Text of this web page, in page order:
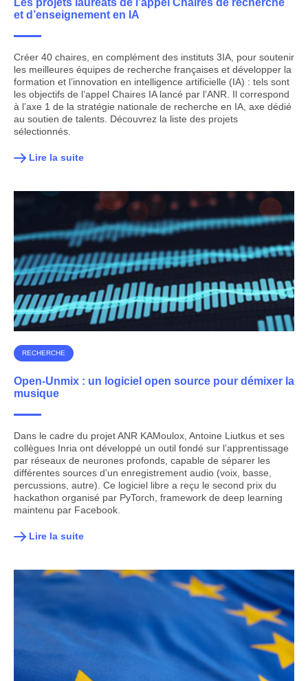
Les projets lauréats de l’appel Chaires de recherche
et d’enseignement en IA
Créer 40 chaires, en complément des instituts 3IA, pour soutenir
les meilleures équipes de recherche françaises et développer la
formation et l’innovation en intelligence artificielle (IA) : tels sont
les objectifs de l’appel Chaires IA lancé par l’ANR. Il correspond
à l’axe 1 de la stratégie nationale de recherche en IA, axe dédié
au soutien de talents. Découvrez la liste des projets
sélectionnés.
Lire la suite
RECHERCHE
Open-Unmix : un logiciel open source pour démixer la
musique
Dans le cadre du projet ANR KAMoulox, Antoine Liutkus et ses
collègues Inria ont développé un outil fondé sur l’apprentissage
par réseaux de neurones profonds, capable de séparer les
différentes sources d’un enregistrement audio (voix, basse,
percussions, autre). Ce logiciel libre a reçu le second prix du
hackathon organisé par PyTorch, framework de deep learning
maintenu par Facebook.
Lire la suite